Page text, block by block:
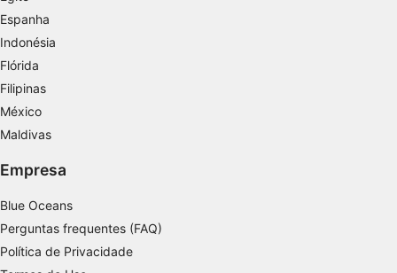
Espanha
Indonésia
Flórida
Filipinas
México
Maldivas
Empresa
Blue Oceans
Perguntas frequentes (FAQ)
Política de Privacidade
Criar perfis para personalizar conteúdo
Usar perfis para selecionar conteúdo
personalizado
Medir o desempenho da publicidade
diferentes.
Desenvolver e melhorar os serviços